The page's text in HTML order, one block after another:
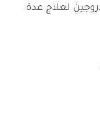
لعلاج عدة